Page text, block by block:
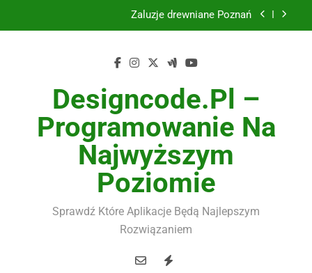
Żaluzje drewniane Poznań
Utylizacja odpadów Lublin
Żaluzje drewniane Poznań
Instalacje elektryczne Gdańsk
Designcode.pl –
Programowanie Na
Najwyższym
Poziomie
Sprawdź Które Aplikacje Będą Najlepszym
Rozwiązaniem